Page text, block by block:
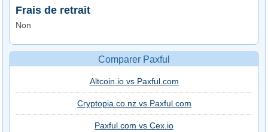
Frais de retrait
Non
Comparer Paxful
Altcoin.io vs Paxful.com
Cryptopia.co.nz vs Paxful.com
Paxful.com vs Cex.io